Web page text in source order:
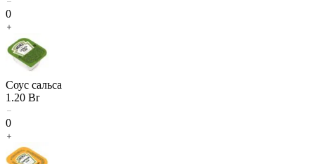
0
Соус сальса
1.20 Br
0